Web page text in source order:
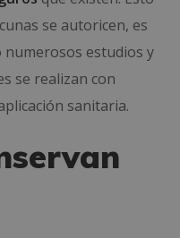
se autoricen, es
numerosos estudios y
se realizan con
sanitaria.